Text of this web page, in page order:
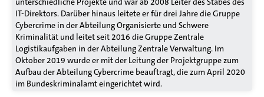
IT-Direktors. Darüber hinaus leitete er für drei Jahre die Gruppe
Cybercrime in der Abteilung Organisierte und Schwere
Kriminalität und leitet seit 2016 die Gruppe Zentrale
Logistikaufgaben in der Abteilung Zentrale Verwaltung. Im
Oktober 2019 wurde er mit der Leitung der Projektgruppe zum
Aufbau der Abteilung Cybercrime beauftragt, die zum April 2020
im Bundeskriminalamt eingerichtet wird.